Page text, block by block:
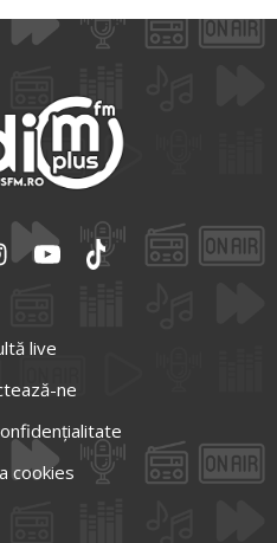
live
ne
cookies